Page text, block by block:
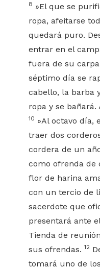
8 »El que se
ropa, afeitarse
quedará puro.
entrar en el
fuera de su
séptimo día se
cabello, la barba
ropa y se
10 »Al octavo día,
traer dos
cordera de un
como ofrenda de
flor de harina
con un tercio de
sacerdote que
presentará ante
Tienda de
sus ofrendas.12
tomará uno de